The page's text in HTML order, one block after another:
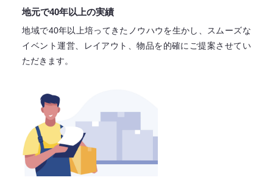
地元で40年以上の実績
地域で40年以上培ってきたノウハウを生かし、スムーズな
イベント運営、レイアウト、物品を的確にご提案させてい
ただきます。